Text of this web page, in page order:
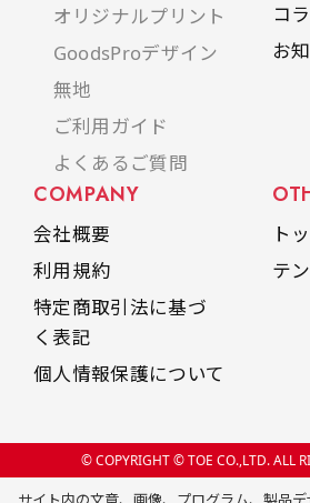
オリジナルプリント
GoodsProデザイン
無地
ご利用ガイド
よくあるご質問
コ
お
COMPANY
会社概要
利用規約
特定商取引法に基づ
く表記
個人情報保護について
ト
テ
© COPYRIGHT © TOE CO.,LTD. ALL